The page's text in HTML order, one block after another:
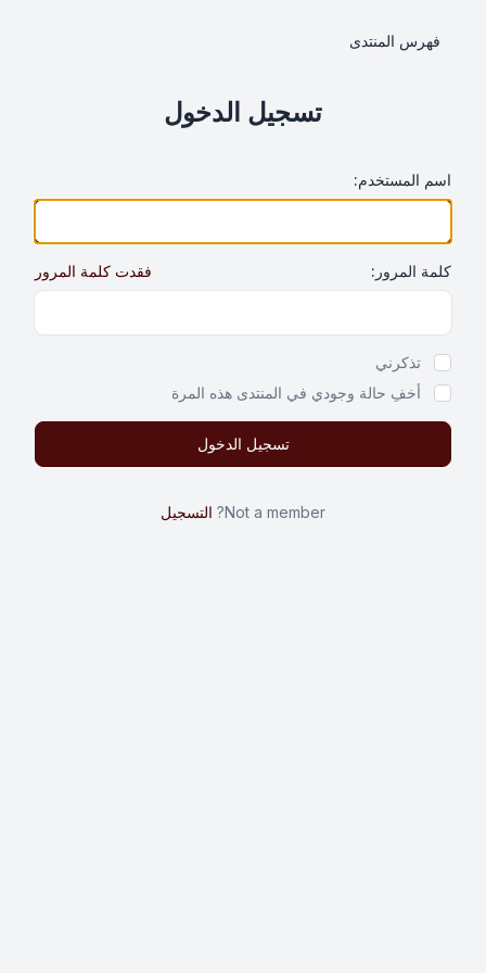
فهرس المنتدى
تسجيل الدخول
اسم المستخدم:
كلمة المرور: فقدت كلمة المرور
تذكرني
أخفِ حالة وجودي في المنتدى هذه المرة
Not a member? التسجيل